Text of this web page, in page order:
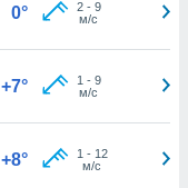
0° 2- 9
м/с
+7° 1 - 9
м/с
+8° 1 - 12
м/с